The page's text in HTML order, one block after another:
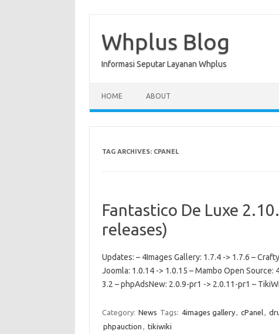
contentWhplus Blog
Informasi Seputar Layanan Whplus
HOME ABOUT
TAG ARCHIVES: CPANEL
Fantastico De Luxe
releases)
Updates: – 4Images Gallery: 1.7.4 -> 1.7.6 –
Joomla: 1.0.14 -> 1.0.15 – Mambo Open Source:
3.2 – phpAdsNew: 2.0.9-pr1 -> 2.0.11-pr1 –
Category: News Tags: 4images gallery, cPanel,
phpauction , tikiwiki